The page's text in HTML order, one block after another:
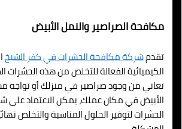
مكافحة الصراصير والنمل الأبيض
تقدمشركة مكافحة الحشرات في كفر الشيخ
الكيميائية الفعالة للتخلص من هذه الحشرات
تعاني من وجود صراصير في منزلك أو تواجه
الأبيض في مكان عملك، يمكن الاعتماد
الحشرات لتوفير الحلول المناسبة والتخلص